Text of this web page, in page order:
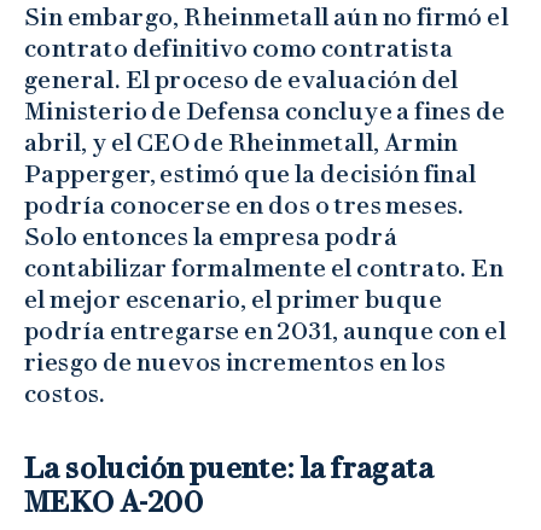
Sin embargo, Rheinmetall aún no firmó el
contrato definitivo como contratista
general. El proceso de evaluación del
Ministerio de Defensa concluye a fines de
abril, y el CEO de Rheinmetall, Armin
Papperger, estimó que la decisión final
podría conocerse en dos o tres meses.
Solo entonces la empresa podrá
contabilizar formalmente el contrato. En
el mejor escenario, el primer buque
podría entregarse en 2031, aunque con el
riesgo de nuevos incrementos en los
costos.
La solución puente: la fragata
MEKO A-200